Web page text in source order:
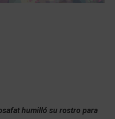
humilló su rostro para